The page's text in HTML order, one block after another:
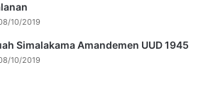
10/2019
Simalakama Amandemen UUD 1945
10/2019